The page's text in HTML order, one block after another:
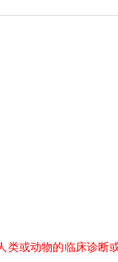
或动物的临床诊断